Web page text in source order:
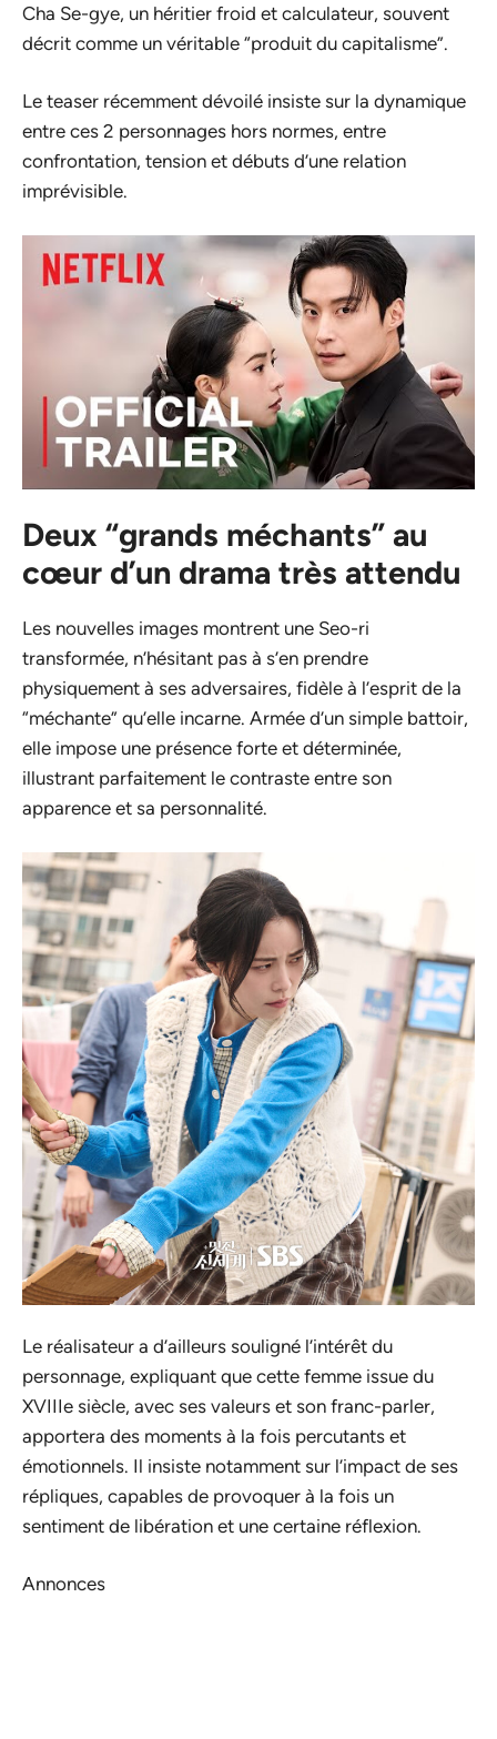
Cha Se-gye, un héritier froid et calculateur, souvent
décrit comme un véritable “produit du capitalisme”.
Le teaser récemment dévoilé insiste sur la dynamique
entre ces 2 personnages hors normes, entre
confrontation, tension et débuts d’une relation
imprévisible.
Deux “grands méchants” au
cœur d’un drama très attendu
Les nouvelles images montrent une Seo-ri
transformée, n’hésitant pas à s’en prendre
physiquement à ses adversaires, fidèle à l’esprit de la
“méchante” qu’elle incarne. Armée d’un simple battoir,
elle impose une présence forte et déterminée,
illustrant parfaitement le contraste entre son
apparence et sa personnalité.
Le réalisateur a d’ailleurs souligné l’intérêt du
personnage, expliquant que cette femme issue du
XVIIIe siècle, avec ses valeurs et son franc-parler,
apportera des moments à la fois percutants et
émotionnels. Il insiste notamment sur l’impact de ses
répliques, capables de provoquer à la fois un
sentiment de libération et une certaine réflexion.
Annonces